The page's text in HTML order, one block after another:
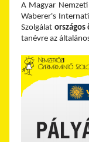
A Magyar
Waberer's
Szolgálat országos
tanévre az